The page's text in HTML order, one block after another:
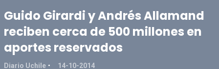
Guido Girardi y Andrés Allamand
reciben cerca de 500 millones en
aportes reservados
Diario Uchile 14-10-2014